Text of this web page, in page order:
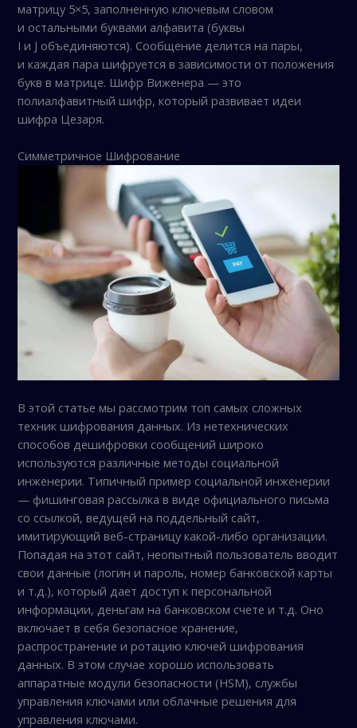
матрицу 5×5, заполненную ключевым словом
и остальными буквами алфавита (буквы
I и J объединяются). Сообщение делится на пары,
и каждая пара шифруется в зависимости от положения
букв в матрице. Шифр Виженера — это
полиалфавитный шифр, который развивает идеи
шифра Цезаря.
Симметричное Шифрование
В этой статье мы рассмотрим топ самых сложных
техник шифрования данных. Из нетехнических
способов дешифровки сообщений широко
используются различные методы социальной
инженерии. Типичный пример социальной инженерии
— фишинговая рассылка в виде официального письма
со ссылкой, ведущей на поддельный сайт,
имитирующий веб-страницу какой-либо организации.
Попадая на этот сайт, неопытный пользователь вводит
свои данные (логин и пароль, номер банковской карты
и т.д.), который дает доступ к персональной
информации, деньгам на банковском счете и т.д. Оно
включает в себя безопасное хранение,
распространение и ротацию ключей шифрования
данных. В этом случае хорошо использовать
аппаратные модули безопасности (HSM), службы
управления ключами или облачные решения для
управления ключами.